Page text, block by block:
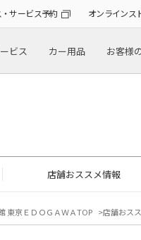
サービス予約 オンラインス
ビス カー用品 お客様
店舗おススメ情報
東京ＥＤＯＧＡＷＡTOP 店舗おス